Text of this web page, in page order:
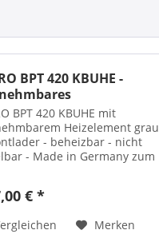
BPT 420 KBUHE -
BPT 420 KBUHE mit
Heizelement grau
- beheizbar - nicht
- Made in Germany zum
€ *
Merken